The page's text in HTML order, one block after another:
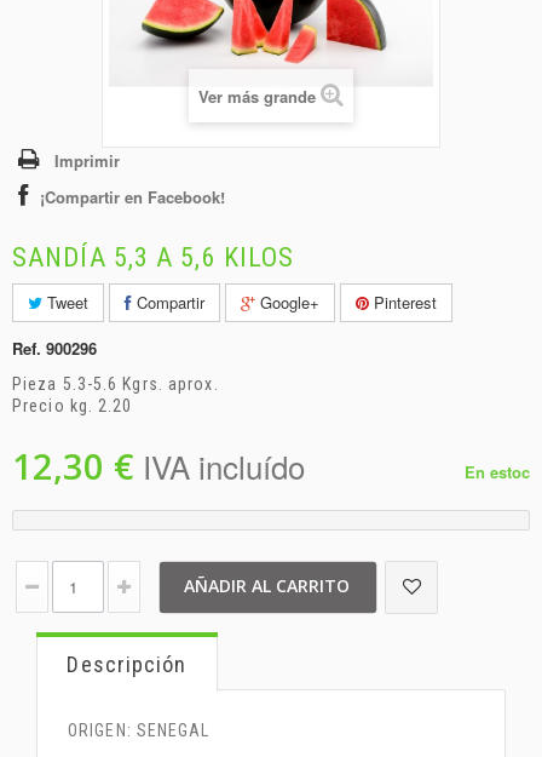
Ver más grande
Imprimir
¡Compartir en Facebook!
SANDÍA 5,3 A 5,6 KILOS
Tweet Compartir Google+
Pinterest
Ref. 900296
Pieza 5.3-5.6 Kgrs. aprox.
Precio kg. 2.20
12,30 € IVA incluído En estoc
AÑADIR AL CARRITO
Descripción
ORIGEN: SENEGAL